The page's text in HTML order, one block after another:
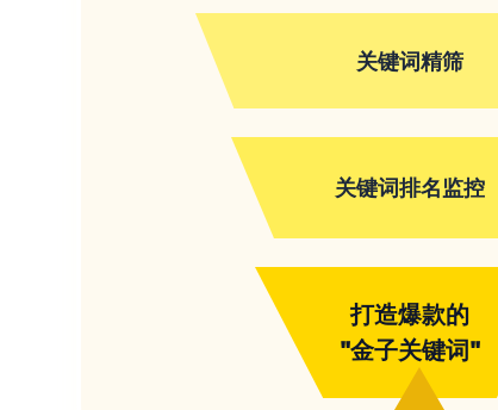
关键词精筛
关键词排名监控
打造爆款的
"金子关键词"